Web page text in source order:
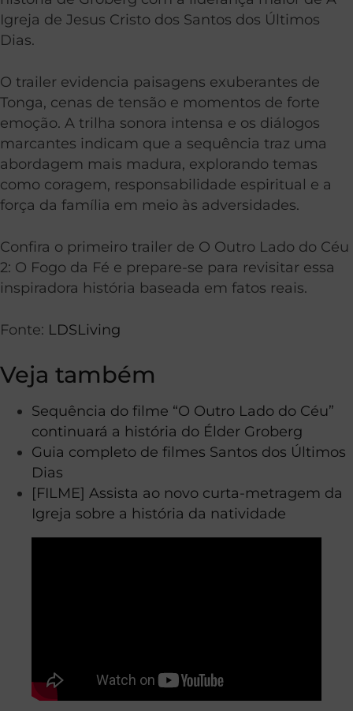
Igreja de Jesus Cristo dos Santos dos Últimos
Dias.
O trailer evidencia paisagens exuberantes de
Tonga, cenas de tensão e momentos de forte
emoção. A trilha sonora intensa e os diálogos
marcantes indicam que a sequência traz uma
abordagem mais madura, explorando temas
como coragem, responsabilidade espiritual e a
força da família em meio às adversidades.
Confira o primeiro trailer de O Outro Lado do Céu
2: O Fogo da Fé e prepare-se para revisitar essa
inspiradora história baseada em fatos reais.
Fonte: LDSLiving
Veja também
Sequência do filme “O Outro Lado do Céu”
continuará a história do Élder Groberg
Guia completo de filmes Santos dos Últimos
Dias
[FILME] Assista ao novo curta-metragem da
Igreja sobre a história da natividade